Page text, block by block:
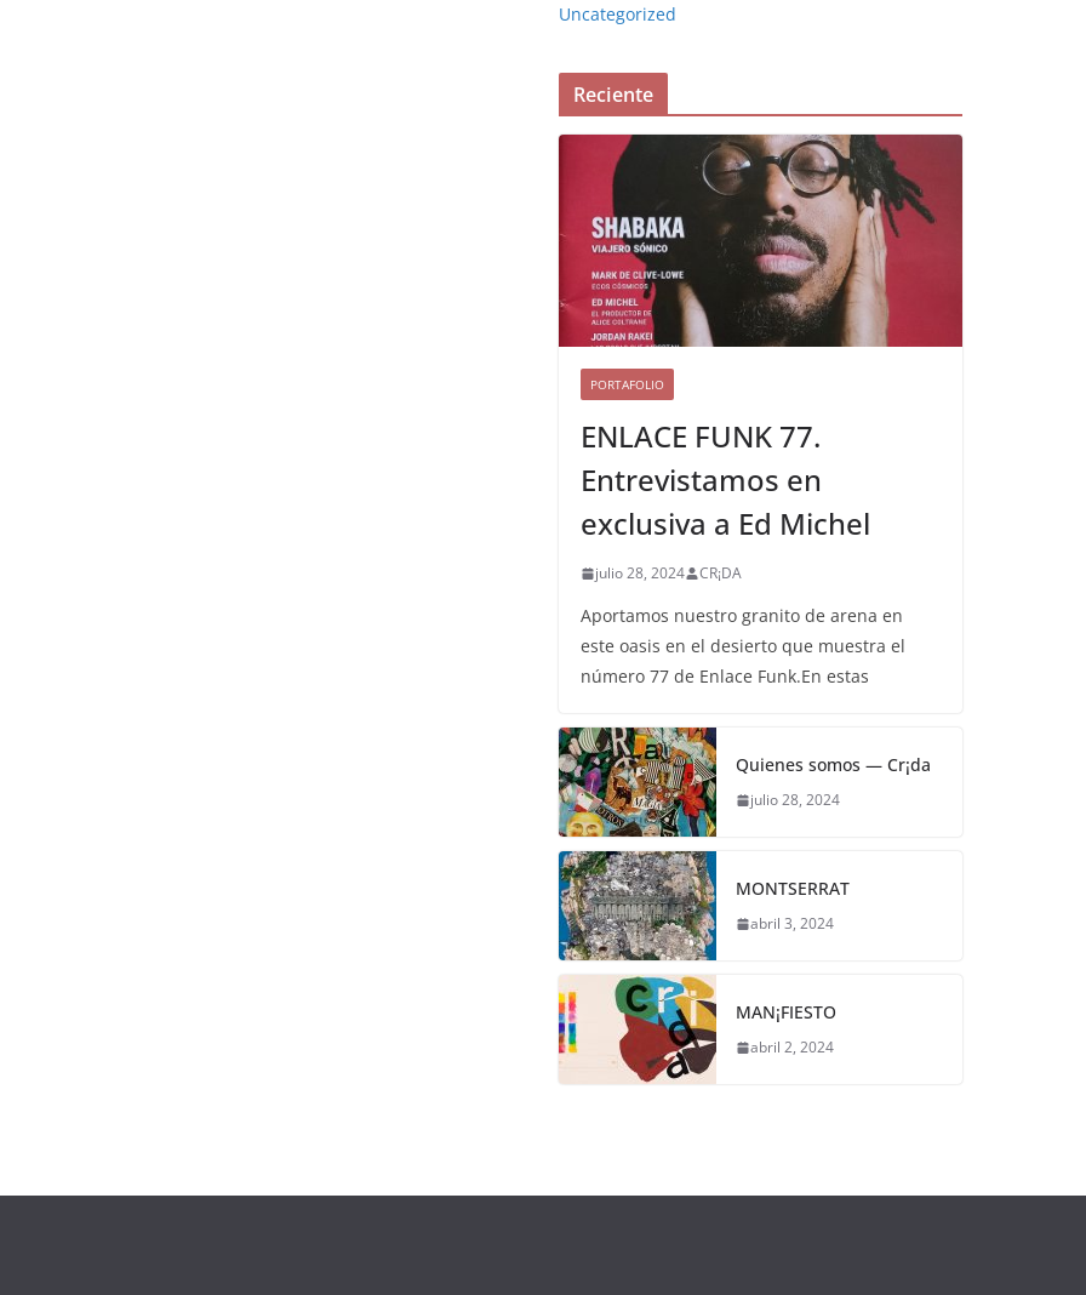
Uncategorized
Reciente
PORTAFOLIO
ENLACE FUNK 77.
Entrevistamos en
exclusiva a Ed Michel
julio 28, 2024 CR¡DA
Aportamos nuestro granito de arena en
este oasis en el desierto que muestra el
número 77 de Enlace Funk.En estas
Quienes somos — Cr¡da
julio 28, 2024
MONTSERRAT
abril 3, 2024
MAN¡FIESTO
abril 2, 2024